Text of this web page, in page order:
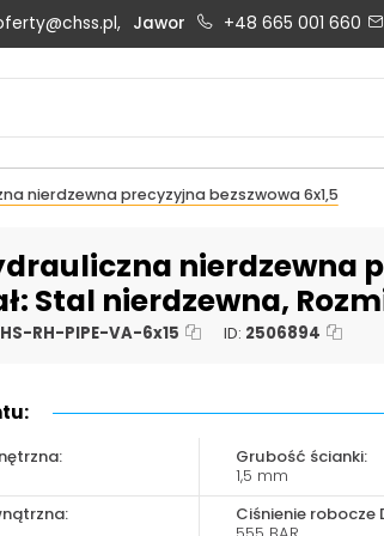
klienta:
603 902 368
- 16:00
+48 603 902 368
techniczne:
Magazyn 24H:
Jawor +48 665 001 660
nierdzewna precyzyjna bezszwowa 6x1,5
nierdzewna
Stal nierdzewna,
HS-RH-PIPE-VA-6x15 ID: 2506894
Grubość ścianki:
1,5 mm
Ciśnienie robocze